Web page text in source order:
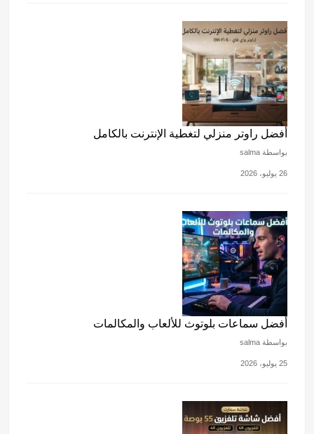
أفضل راوتر منزلي لتغطية الإنترنت بالكامل
بواسطة salma
26 يوليو، 2026
أفضل سماعات بلوتوث للألعاب والمكالمات
بواسطة salma
25 يوليو، 2026